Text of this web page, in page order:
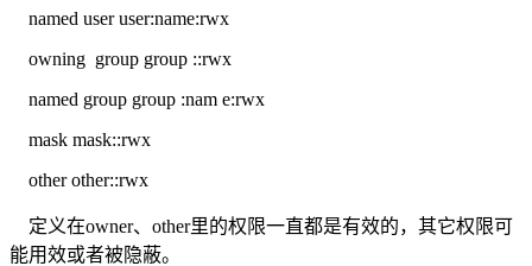
named user user:name:rwx
owning group group ::rwx
named group group :nam e:rwx
mask mask::rwx
other other::rwx
定义在owner、other里的权限一直都是有效的，其它权限可
能用效或者被隐蔽。